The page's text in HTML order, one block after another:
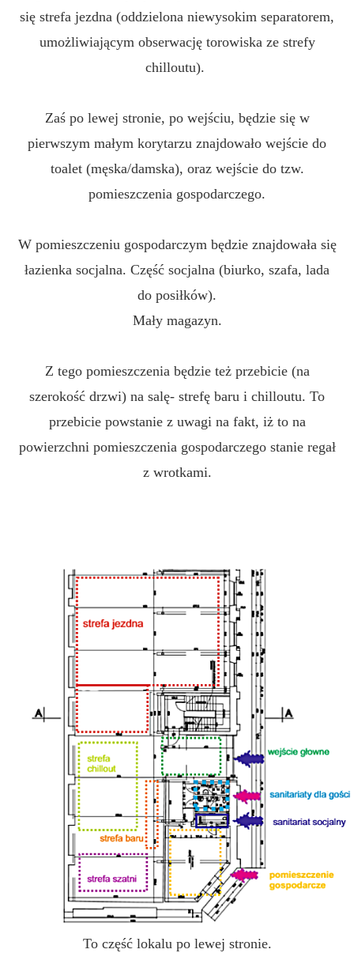
się strefa jezdna (oddzielona niewysokim separatorem,
umożliwiającym obserwację torowiska ze strefy
chilloutu).
Zaś po lewej stronie, po wejściu, będzie się w
pierwszym małym korytarzu znajdowało wejście do
toalet (męska/damska), oraz wejście do tzw.
pomieszczenia gospodarczego.
W pomieszczeniu gospodarczym będzie znajdowała się
łazienka socjalna. Część socjalna (biurko, szafa, lada
do posiłków).
Mały magazyn.
Z tego pomieszczenia będzie też przebicie (na
szerokość drzwi) na salę- strefę baru i chilloutu. To
przebicie powstanie z uwagi na fakt, iż to na
powierzchni pomieszczenia gospodarczego stanie regał
z wrotkami.
To część lokalu po lewej stronie.